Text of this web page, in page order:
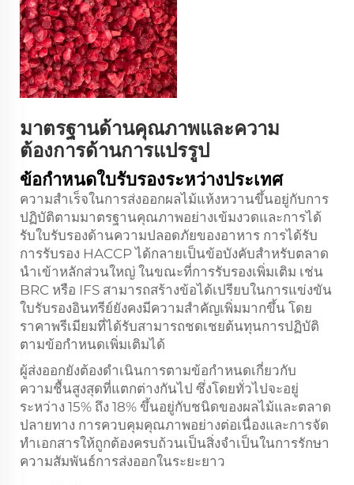
มาตรฐานด้านคุณภาพและความ
ต้องการด้านการแปรรูป
ข้อกำหนดใบรับรองระหว่างประเทศ
ความสำเร็จในการส่งออกผลไม้แห้งหวานขึ้นอยู่กับการ
ปฏิบัติตามมาตรฐานคุณภาพอย่างเข้มงวดและการได้
รับใบรับรองด้านความปลอดภัยของอาหาร การได้รับ
การรับรอง HACCP ได้กลายเป็นข้อบังคับสำหรับตลาด
นำเข้าหลักส่วนใหญ่ ในขณะที่การรับรองเพิ่มเติม เช่น
BRC หรือ IFS สามารถสร้างข้อได้เปรียบในการแข่งขัน
ใบรับรองอินทรีย์ยังคงมีความสำคัญเพิ่มมากขึ้น โดย
ราคาพรีเมียมที่ได้รับสามารถชดเชยต้นทุนการปฏิบัติ
ตามข้อกำหนดเพิ่มเติมได้
ผู้ส่งออกยังต้องดำเนินการตามข้อกำหนดเกี่ยวกับ
ความชื้นสูงสุดที่แตกต่างกันไป ซึ่งโดยทั่วไปจะอยู่
ระหว่าง 15% ถึง 18% ขึ้นอยู่กับชนิดของผลไม้และตลาด
ปลายทาง การควบคุมคุณภาพอย่างต่อเนื่องและการจัด
ทำเอกสารให้ถูกต้องครบถ้วนเป็นสิ่งจำเป็นในการรักษา
ความสัมพันธ์การส่งออกในระยะยาว